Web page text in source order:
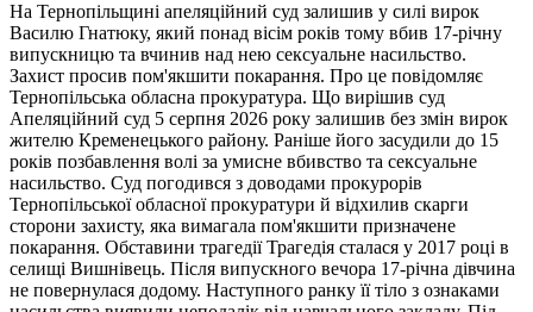
На Тернопільщині апеляційний суд залишив у силі вирок
Василю Гнатюку, який понад вісім років тому вбив 17-річну
випускницю та вчинив над нею сексуальне насильство.
Захист просив пом'якшити покарання. Про це повідомляє
Тернопільська обласна прокуратура. Що вирішив суд
Апеляційний суд 5 серпня 2026 року залишив без змін вирок
жителю Кременецького району. Раніше його засудили до 15
років позбавлення волі за умисне вбивство та сексуальне
насильство. Суд погодився з доводами прокурорів
Тернопільської обласної прокуратури й відхилив скарги
сторони захисту, яка вимагала пом'якшити призначене
покарання. Обставини трагедії Трагедія сталася у 2017 році в
селищі Вишнівець. Після випускного вечора 17-річна дівчина
не повернулася додому. Наступного ранку її тіло з ознаками